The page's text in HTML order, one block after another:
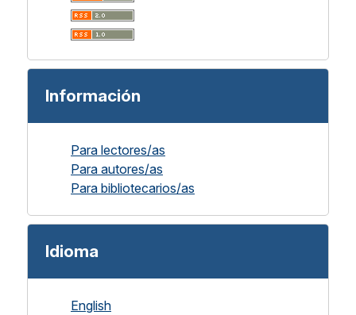
Información
Para lectores/as
Para autores/as
Para bibliotecarios/as
Idioma
English